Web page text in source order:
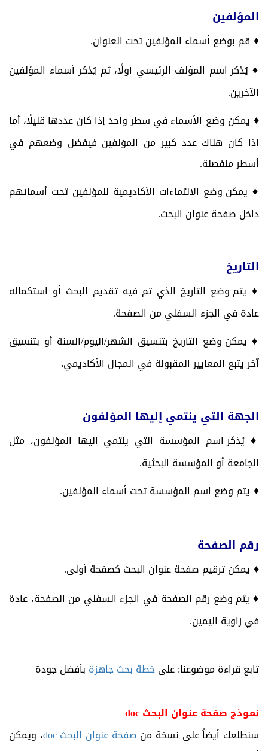
المؤلفين
♦ قم بوضع أسماء المؤلفين تحت العنوان.
♦يُذكر اسم المؤلف الرئيسي أولًا، ثم يُذكر أسماء المؤلفين
الآخرين.
♦ يمكن وضع الأسماء في سطر واحد إذا كان عددها قليلًا، أما
إذا كان هناك عدد كبير من المؤلفين فيفضل وضعهم في
أسطر منفصلة.
♦ يمكن وضع الانتماءات الأكاديمية للمؤلفين تحت أسمائهم
داخل صفحة عنوان البحث.
التاريخ
♦ يتم وضع التاريخ الذي تم فيه تقديم البحث أو استكماله
عادة في الجزء السفلي من الصفحة.
♦ يمكن وضع التاريخ بتنسيق الشهر/اليوم/السنة أو بتنسيق
آخر يتبع المعايير المقبولة في المجال الأكاديمي.
الجهة التي ينتمي إليها المؤلفون
♦يُذكر اسم المؤسسة التي ينتمي إليها المؤلفون، مثل
الجامعة أو المؤسسة البحثية.
♦ يتم وضع اسم المؤسسة تحت أسماء المؤلفين.
رقم الصفحة
♦ يمكن ترقيم صفحة عنوان البحث كصفحة أولى.
♦ يتم وضع رقم الصفحة في الجزء السفلي من الصفحة، عادة
في زاوية اليمين.
تابع قراءة موضوعنا: علىخطة بحث جاهزة بأفضل جودة
نموذج صفحة عنوان البحثdoc
سنطلعك أيضاً على نسخة من صفحة عنوان البحثdoc، ويمكن